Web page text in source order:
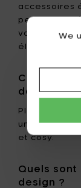
accessoires
personnelle
votre
élégant.
Comment
dans sa
Placez-le
une étagère
et cosy.
Quels sont
design ?
We